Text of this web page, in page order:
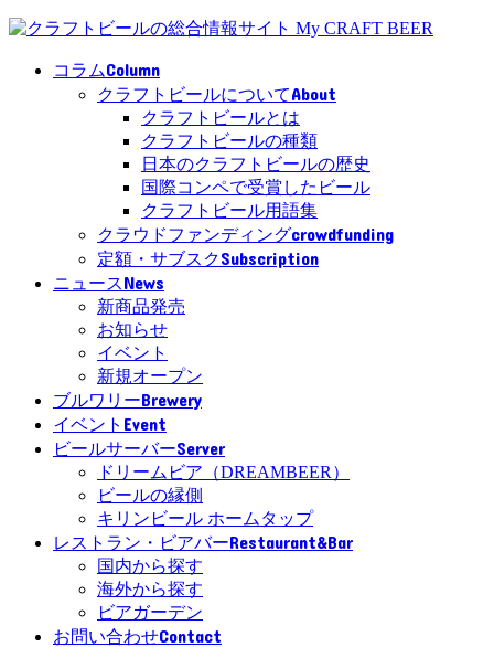
コラムColumn
クラフトビールについてAbout
クラフトビールとは
クラフトビールの種類
日本のクラフトビールの歴史
国際コンペで受賞したビール
クラフトビール用語集
クラウドファンディングcrowdfunding
定額・サブスクSubscription
ニュースNews
新商品発売
お知らせ
イベント
新規オープン
ブルワリーBrewery
イベント Event
ビールサーバーServer
ドリームビア（DREAMBEER）
ビールの縁側
キリンビール ホームタップ
レストラン・ビアバーRestaurant&Bar
国内から探す
海外から探す
ビアガーデン
お問い合わせContact